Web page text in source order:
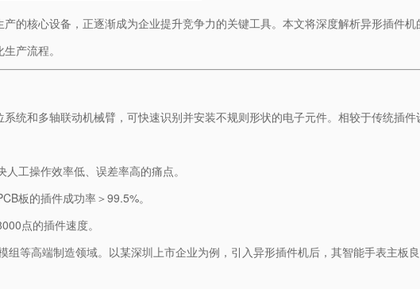
产的核心设备，正逐渐成为企业提升竞争力的关键工具。本文将深度解析异形插件
产流程。
统和多轴联动机械臂，可快速识别并安装不规则形状的电子元件。相较于传统插
工操作效率低、误差率高的痛点。
板的插件成功率＞99.5%。
点的插件速度。
等高端制造领域。以某深圳上市企业为例，引入异形插件机后，其智能手表主板